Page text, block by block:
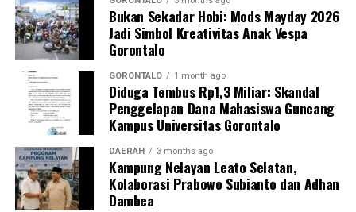
Lewat seremoni pembukaan tersebut, genderang
perang Turnamen Badminton Pohuwato Cup 2026
resmi ditabuh. Publik olahraga Pohuwato kini menaruh
harapan besar agar ajang tahunan ini mampu
melahirkan pebulu tangkis berbakat yang siap
melompat ke level kompetisi nasional maupun
internasional.
Bukan Sekadar Hobi: Mods Mayday 2026
Jadi Simbol Kreativitas Anak Vespa
Gorontalo
GORONTALO 1 month ago
Diduga Tembus Rp1,3 Miliar: Skandal
Penggelapan Dana Mahasiswa Guncang
Kampus Universitas Gorontalo
DAERAH 3 months ago
Kampung Nelayan Leato Selatan,
Kolaborasi Prabowo Subianto dan Adhan
Dambea